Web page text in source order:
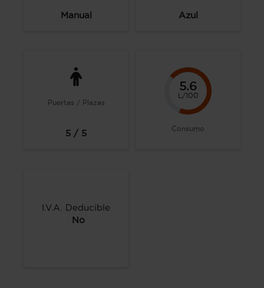
Manual Azul
Puertas / Plazas
5 / 5
5.6
L/100
Consumo
I.V.A. Deducible
No